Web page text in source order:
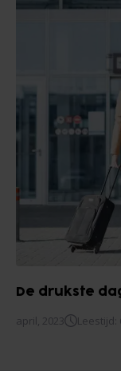
De drukste
april, 2023 Leestijd: